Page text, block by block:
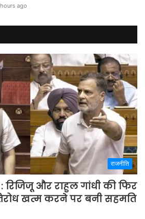
hours ago
राजनीति
रिजिजू और राहुल गांधी की फिर
खत्म करने पर बनी सहमति